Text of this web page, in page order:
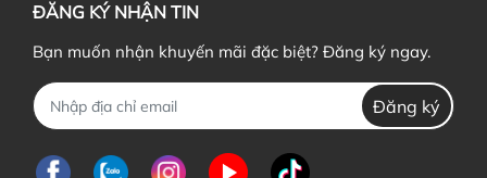
ĐĂNG KÝ NHẬN TIN
Bạn muốn nhận khuyến mãi đặc biệt? Đăng ký ngay.
Đăng ký